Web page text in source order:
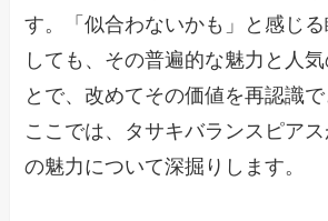
す。「似合わないかも」と感じ
しても、その普遍的な魅力と人
とで、改めてその価値を再認識で
ここでは、タサキバランスピア
の魅力について深掘りします。